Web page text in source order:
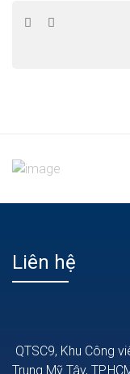
Liên hệ
QTSC9, Khu Công
Trung Mỹ Tây,